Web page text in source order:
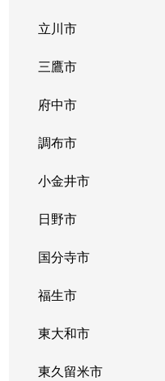
立川市
三鷹市
府中市
調布市
小金井市
日野市
国分寺市
福生市
東大和市
東久留米市